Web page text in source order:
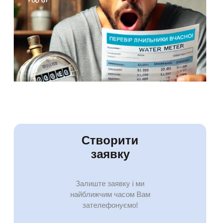
Створити
заявку
Залиште заявку і ми
найближчим часом Вам
зателефонуємо!